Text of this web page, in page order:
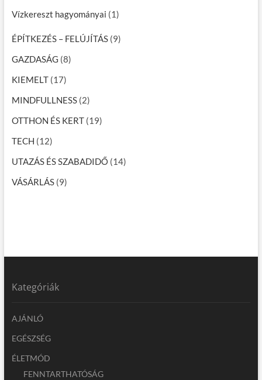
Vízkereszt hagyományai (1)
ÉPÍTKEZÉS – FELÚJÍTÁS(9)
GAZDASÁG (8)
KIEMELT(17)
MINDFULLNESS(2)
OTTHON ÉS KERT(19)
TECH (12)
UTAZÁS ÉS SZABADIDŐ (14)
VÁSÁRLÁS(9)
Kategóriák
AJÁNLÓ
EGÉSZSÉG
ÉLETMÓD
FENNTARTHATÓSÁG